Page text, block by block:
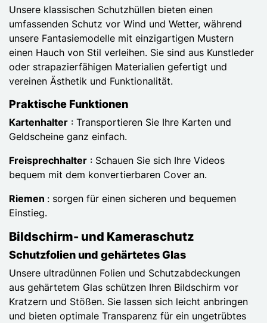
Unsere klassischen Schutzhüllen bieten einen
umfassenden Schutz vor Wind und Wetter, während
unsere Fantasiemodelle mit einzigartigen Mustern
einen Hauch von Stil verleihen. Sie sind aus Kunstleder
oder strapazierfähigen Materialien gefertigt und
vereinen Ästhetik und Funktionalität.
Praktische Funktionen
Kartenhalter : Transportieren Sie Ihre Karten und
Geldscheine ganz einfach.
Freisprechhalter : Schauen Sie sich Ihre Videos
bequem mit dem konvertierbaren Cover an.
Riemen : sorgen für einen sicheren und bequemen
Einstieg.
Bildschirm- und Kameraschutz
Schutzfolien und gehärtetes Glas
Unsere ultradünnen Folien und Schutzabdeckungen
aus gehärtetem Glas schützen Ihren Bildschirm vor
Kratzern und Stößen. Sie lassen sich leicht anbringen
und bieten optimale Transparenz für ein ungetrübtes